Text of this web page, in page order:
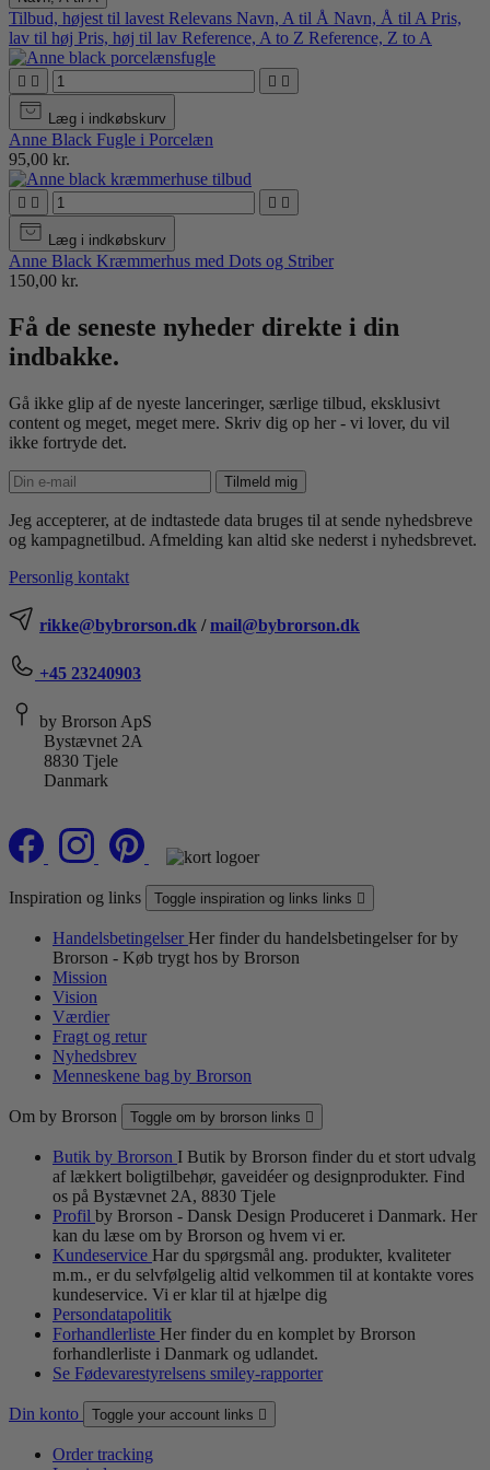
Tilbud, højest til lavest Relevans Navn, A til Å Navn, Å til A Pris,
lav til høj Pris, høj til lav Reference, A to Z Reference, Z to A
   
Læg i indkøbskurv
Anne Black Fugle i Porcelæn
95,00 kr.
   
Læg i indkøbskurv
Anne Black Kræmmerhus med Dots og Striber
150,00 kr.
Få de seneste nyheder direkte i din
indbakke.
Gå ikke glip af de nyeste lanceringer, særlige tilbud, eksklusivt
content og meget, meget mere. Skriv dig op her - vi lover, du vil
ikke fortryde det.
Tilmeld mig
Jeg accepterer, at de indtastede data bruges til at sende nyhedsbreve
og kampagnetilbud. Afmelding kan altid ske nederst i nyhedsbrevet.
Personlig kontakt
rikke@bybrorson.dk /mail@bybrorson.dk
+45 23240903
by Brorson ApS
Bystævnet 2A
8830 Tjele
Danmark
Inspiration og links Toggle inspiration og links links 
Handelsbetingelser Her finder du handelsbetingelser for by
Brorson - Køb trygt hos by Brorson
Mission
Vision
Værdier
Fragt og retur
Nyhedsbrev
Menneskene bag by Brorson
Om by Brorson Toggle om by brorson links 
Butik by Brorson I Butik by Brorson finder du et stort udvalg
af lækkert boligtilbehør, gaveidéer og designprodukter. Find
os på Bystævnet 2A, 8830 Tjele
Profil by Brorson - Dansk Design Produceret i Danmark. Her
kan du læse om by Brorson og hvem vi er.
Kundeservice Har du spørgsmål ang. produkter, kvaliteter
m.m., er du selvfølgelig altid velkommen til at kontakte vores
kundeservice. Vi er klar til at hjælpe dig
Persondatapolitik
Forhandlerliste Her finder du en komplet by Brorson
forhandlerliste i Danmark og udlandet.
Se Fødevarestyrelsens smiley-rapporter
Din konto Toggle your account links 
Order tracking